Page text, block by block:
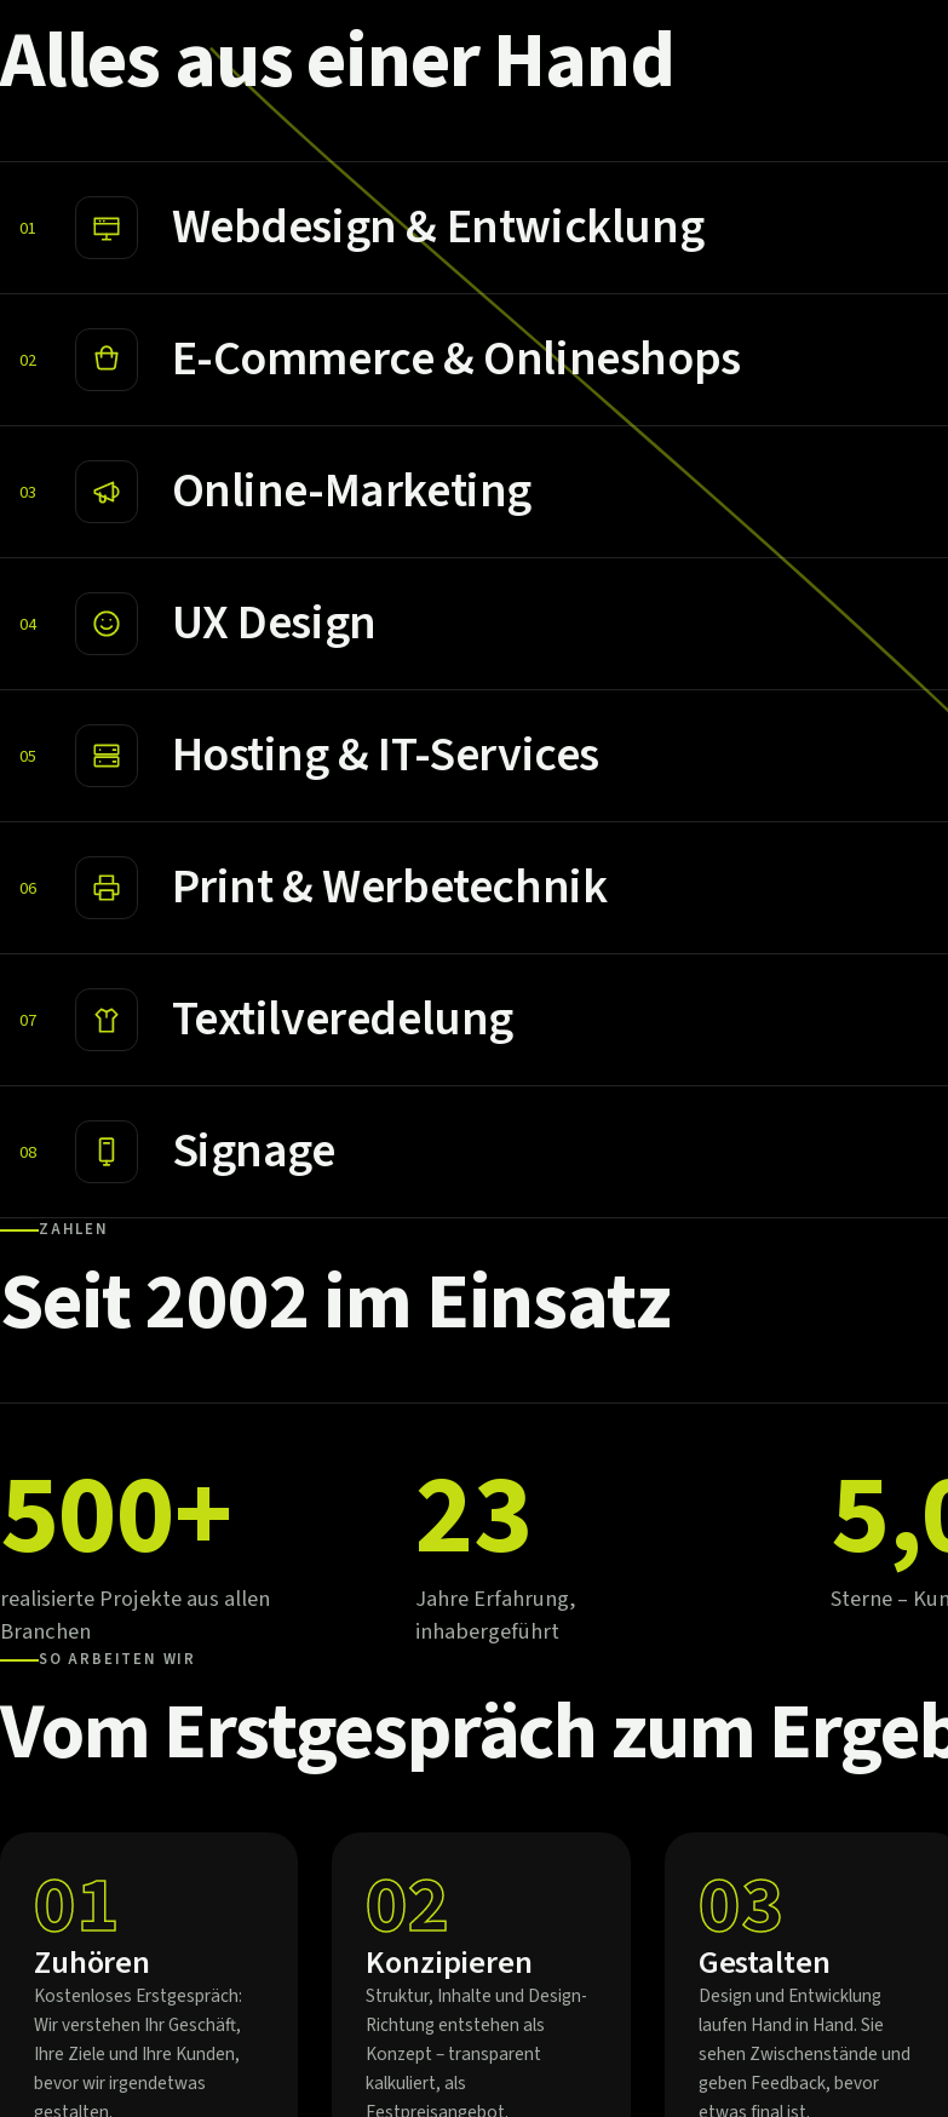
AllesauseinerHand
01 Webdesign & Entwicklung
02 E-Commerce & Onlineshops
03 Online-Marketing
04 UX Design
05 Hosting & IT-Services
06 Print & Werbetechnik
07 Textilveredelung
08 Signage
ZAHLEN
Seit2002im Einsatz
500+
realisierte Projekte aus allen
Branchen
23
Jahre Erfahrung,
inhabergeführt
Sterne –
SO ARBEITEN WIR
Vom Erstgesprächzum
01
Zuhören
Kostenloses Erstgespräch:
Wir verstehen Ihr Geschäft,
Ihre Ziele und Ihre Kunden,
bevor wir irgendetwas
02
Konzipieren
Struktur, Inhalte und Design-
Richtung entstehen als
Konzept – transparent
kalkuliert, als
03
Gestalten
Design und Entwicklung
laufen Hand in Hand. Sie
sehen Zwischenstände und
geben Feedback, bevor